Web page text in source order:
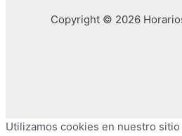
Copyright © 2026
Utilizamos cookies en nuestro